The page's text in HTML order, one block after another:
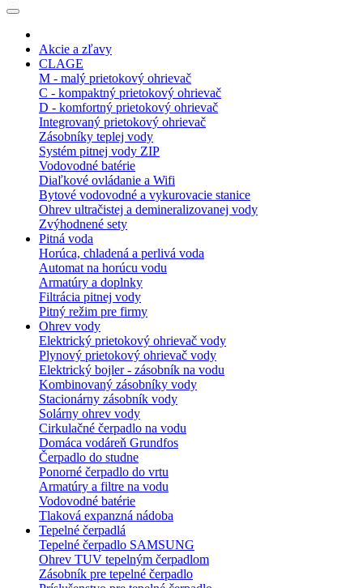
Akcie a zľavy
CLAGE
M - malý prietokový ohrievač
C - kompaktný prietokový ohrievač
D - komfortný prietokový ohrievač
Integrovaný prietokový ohrievač
Zásobníky teplej vody
Systém pitnej vody ZIP
Vodovodné batérie
Diaľkové ovládanie a Wifi
Bytové vodovodné a vykurovacie stanice
Ohrev ultračistej a demineralizovanej vody
Zvýhodnené sety
Pitná voda
Horúca, chladená a perlivá voda
Automat na horúcu vodu
Armatúry a doplnky
Filtrácia pitnej vody
Pitný režim pre firmy
Ohrev vody
Elektrický prietokový ohrievač vody
Plynový prietokový ohrievač vody
Elektrický bojler - zásobník na vodu
Kombinovaný zásobníky vody
Stacionárny zásobník vody
Solárny ohrev vody
Cirkulačné čerpadlo na vodu
Domáca vodáreň Grundfos
Čerpadlo do studne
Ponorné čerpadlo do vrtu
Armatúry a filtre na vodu
Vodovodné batérie
Tlaková expanzná nádoba
Tepelné čerpadlá
Tepelné čerpadlo SAMSUNG
Ohrev TUV tepelným čerpadlom
Zásobník pre tepelné čerpadlo